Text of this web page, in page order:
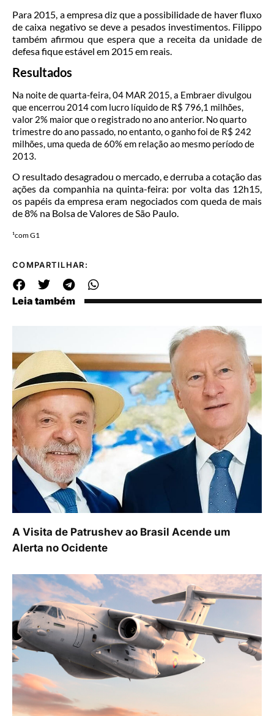
Para 2015, a empresa diz que a possibilidade de haver fluxo
de caixa negativo se deve a pesados investimentos. Filippo
também afirmou que espera que a receita da unidade de
defesa fique estável em 2015 em reais.
Resultados
Na noite de quarta-feira, 04 MAR 2015, a Embraer divulgou
que encerrou 2014 com lucro líquido de R$ 796,1 milhões,
valor 2% maior que o registrado no ano anterior. No quarto
trimestre do ano passado, no entanto, o ganho foi de R$ 242
milhões, uma queda de 60% em relação ao mesmo período de
2013.
O resultado desagradou o mercado, e derruba a cotação das
ações da companhia na quinta-feira: por volta das 12h15,
os papéis da empresa eram negociados com queda de mais
de 8% na Bolsa de Valores de São Paulo.
¹com G1
COMPARTILHAR:
Leia também
A Visita de Patrushev ao Brasil Acende um
Alerta no Ocidente